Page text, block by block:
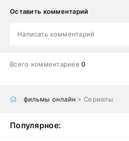
Оставить комментарий
Написать комментарий
Всего комментариев0
фильмы онлайн » Сериалы
Популярное: